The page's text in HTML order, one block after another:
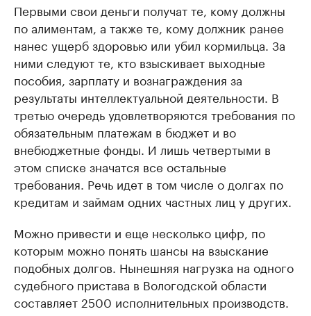
Первыми свои деньги получат те, кому должны
по алиментам, а также те, кому должник ранее
нанес ущерб здоровью или убил кормильца. За
ними следуют те, кто взыскивает выходные
пособия, зарплату и вознаграждения за
результаты интеллектуальной деятельности. В
третью очередь удовлетворяются требования по
обязательным платежам в бюджет и во
внебюджетные фонды. И лишь четвертыми в
этом списке значатся все остальные
требования. Речь идет в том числе о долгах по
кредитам и займам одних частных лиц у других.
Можно привести и еще несколько цифр, по
которым можно понять шансы на взыскание
подобных долгов. Нынешняя нагрузка на одного
судебного пристава в Вологодской области
составляет 2500 исполнительных производств.